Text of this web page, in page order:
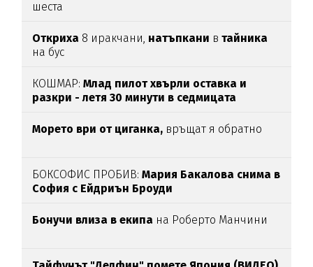
шеста
Откриха 8 иракчани, натъпкани втайника
на бус
КОШМАР:Млад пилот хвърли оставка и
разкри - летя 30 минути в седмицата
Морето ври от циганка, връщат я обратно
БОКСОФИС ПРОБИВ:Мария Бакалова снима в
София с Ейдриън Броуди
Бонучи влиза в екипа на Роберто Манчини